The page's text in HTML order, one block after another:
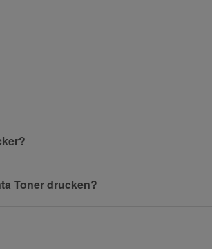
Toner drucken?